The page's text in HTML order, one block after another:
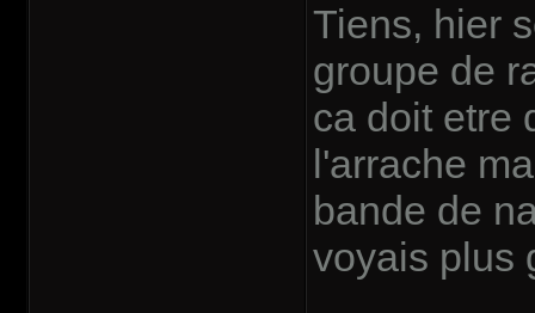
Tiens, hier
groupe de
ca doit etre
l'arrache
bande de
voyais plus